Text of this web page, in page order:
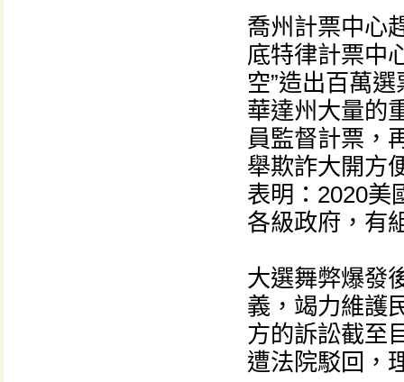
喬州計票中心
底特律計票中
空”造出百萬
華達州大量的
員監督計票，
舉欺詐大開方
表明：2020美
各級政府，有
大選舞弊爆發
義，竭力維護
方的訴訟截至
遭法院駁回，